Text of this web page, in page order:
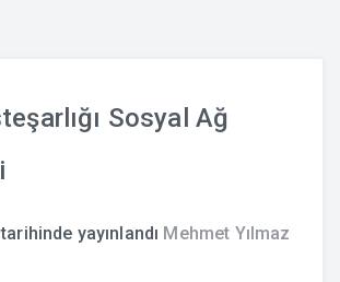
Sosyal Ağ
yayınlandı Mehmet Yılmaz